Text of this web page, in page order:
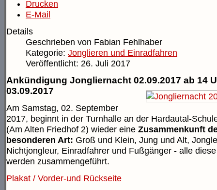
Drucken
E-Mail
Details
Geschrieben von Fabian Fehlhaber
Kategorie: Jonglieren und Einradfahren
Veröffentlicht: 26. Juli 2017
Ankündigung Jongliernacht 02.09.2017 ab 14
03.09.2017
Am Samstag, 02. September
2017, beginnt in der Turnhalle an der Hardautal-
(Am Alten Friedhof 2) wieder eine Zusammenkunft
besonderen Art: Groß und Klein, Jung und Alt,
Nichtjongleur, Einradfahrer und Fußgänger - alle
werden zusammengeführt.
Plakat / Vorder-und Rückseite